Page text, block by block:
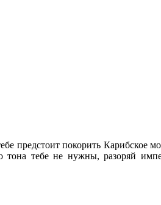
предстоит покорить Карибское
тебе не нужны, разоряй